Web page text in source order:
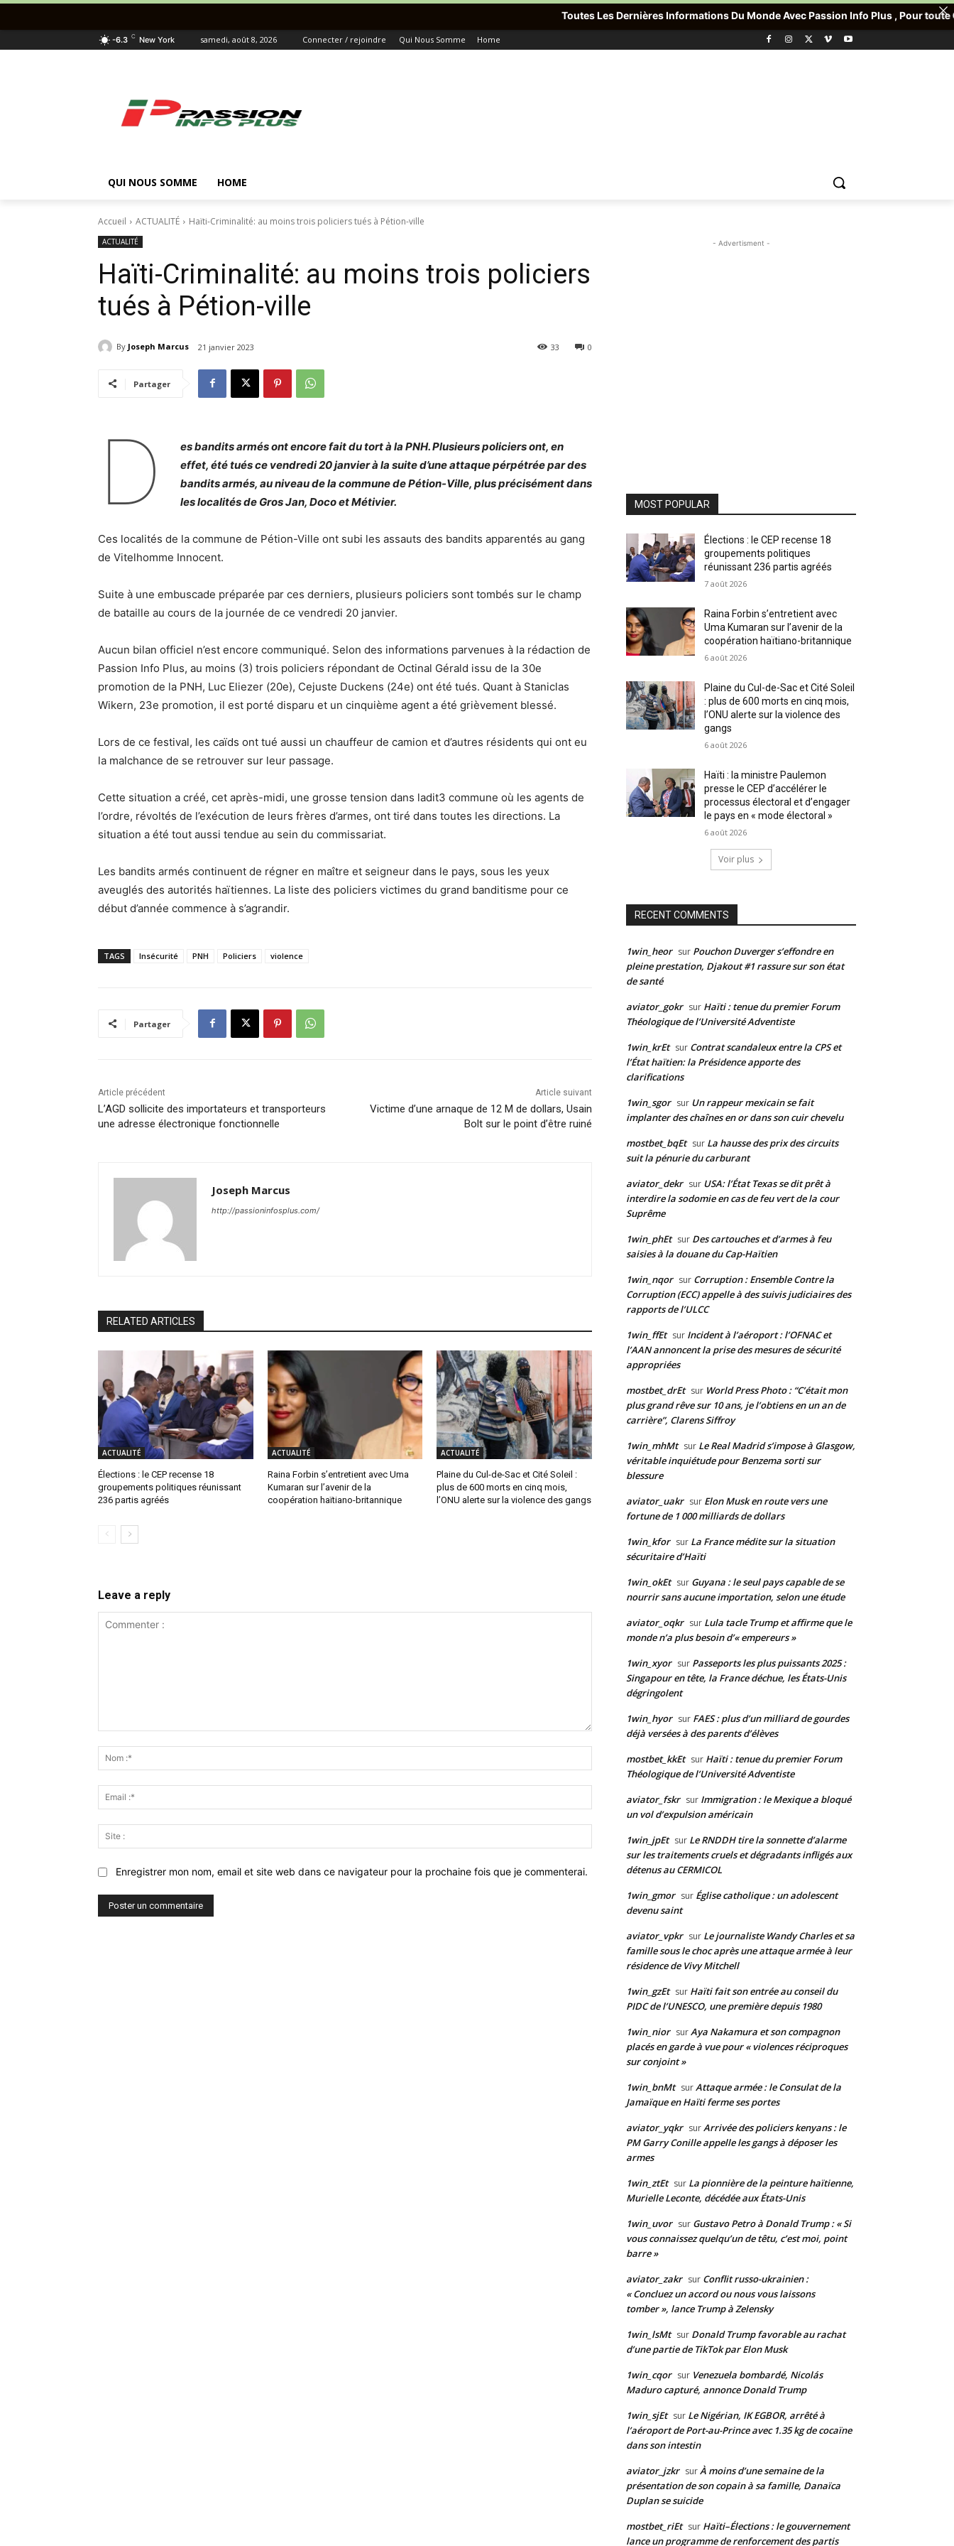
-6.3 C New York samedi, août 8, 2026 Connecter / rejoindre Qui Nous Somme Home
QUI NOUS SOMME HOME
Accueil ACTUALITÉ Haïti-Criminalité: au moins trois policiers tués à Pétion-ville
ACTUALITÉ
Haïti-Criminalité: au moins trois policiers
tués à Pétion-ville
By Joseph Marcus 21 janvier 2023 0
33
Partager
D
es bandits armés ont encore fait du tort à la PNH. Plusieurs policiers ont, en
effet, été tués ce vendredi 20 janvier à la suite d’une attaque pérpétrée par des
bandits armés, au niveau de la commune de Pétion-Ville, plus précisément dans
les localités de Gros Jan, Doco et Métivier.
Ces localités de la commune de Pétion-Ville ont subi les assauts des bandits apparentés au gang
de Vitelhomme Innocent.
Suite à une embuscade préparée par ces derniers, plusieurs policiers sont tombés sur le champ
de bataille au cours de la journée de ce vendredi 20 janvier.
Aucun bilan officiel n’est encore communiqué. Selon des informations parvenues à la rédaction de
Passion Info Plus, au moins (3) trois policiers répondant de Octinal Gérald issu de la 30e
promotion de la PNH, Luc Eliezer (20e), Cejuste Duckens (24e) ont été tués. Quant à Staniclas
Wikern, 23e promotion, il est porté disparu et un cinquième agent a été grièvement blessé.
Lors de ce festival, les caïds ont tué aussi un chauffeur de camion et d’autres résidents qui ont eu
la malchance de se retrouver sur leur passage.
Cette situation a créé, cet après-midi, une grosse tension dans ladit3 commune où les agents de
l’ordre, révoltés de l’exécution de leurs frères d’armes, ont tiré dans toutes les directions. La
situation a été tout aussi tendue au sein du commissariat.
Les bandits armés continuent de régner en maître et seigneur dans le pays, sous les yeux
aveuglés des autorités haïtiennes. La liste des policiers victimes du grand banditisme pour ce
début d’année commence à s’agrandir.
TAGS Insécurité PNH Policiers violence
Partager
Article précédent
L’AGD sollicite des importateurs et transporteurs
une adresse électronique fonctionnelle
Article suivant
Victime d’une arnaque de 12 M de dollars, Usain
Bolt sur le point d’être ruiné
Joseph Marcus
http://passioninfosplus.com/
RELATED ARTICLES
ACTUALITÉ
Élections : le CEP recense 18
groupements politiques réunissant
236 partis agréés
ACTUALITÉ
Raina Forbin s’entretient avec Uma
Kumaran sur l’avenir de la
coopération haïtiano-britannique
ACTUALITÉ
Plaine du Cul-de-Sac et Cité Soleil :
plus de 600 morts en cinq mois,
l’ONU alerte sur la violence des gangs
Leave a reply
:*
:*
:
Enregistrer mon nom, email et site web dans ce navigateur pour la prochaine fois que je commenterai.
- Advertisment -
MOST POPULAR
Élections : le CEP recense 18
groupements politiques
réunissant 236 partis agréés
7 août 2026
Raina Forbin s’entretient avec
Uma Kumaran sur l’avenir de la
coopération haïtiano-britannique
6 août 2026
Plaine du Cul-de-Sac et Cité Soleil
: plus de 600 morts en cinq mois,
l’ONU alerte sur la violence des
gangs
6 août 2026
Haïti : la ministre Paulemon
presse le CEP d’accélérer le
processus électoral et d’engager
le pays en « mode électoral »
6 août 2026
Voir plus
RECENT COMMENTS
1win_heor sur Pouchon Duverger s’effondre en
pleine prestation, Djakout #1 rassure sur son état
de santé
aviator_gokr sur Haïti : tenue du premier Forum
Théologique de l’Université Adventiste
1win_krEt sur Contrat scandaleux entre la CPS et
l’État haïtien: la Présidence apporte des
clarifications
1win_sgor sur Un rappeur mexicain se fait
implanter des chaînes en or dans son cuir chevelu
mostbet_bqEt sur La hausse des prix des circuits
suit la pénurie du carburant
aviator_dekr sur USA: l’État Texas se dit prêt à
interdire la sodomie en cas de feu vert de la cour
Suprême
1win_phEt sur Des cartouches et d’armes à feu
saisies à la douane du Cap-Haïtien
1win_nqor sur Corruption : Ensemble Contre la
Corruption (ECC) appelle à des suivis judiciaires des
rapports de l’ULCC
1win_ffEt sur Incident à l’aéroport : l’OFNAC et
l’AAN annoncent la prise des mesures de sécurité
appropriées
mostbet_drEt sur World Press Photo : “C’était mon
plus grand rêve sur 10 ans, je l’obtiens en un an de
carrière”, Clarens Siffroy
1win_mhMt sur Le Real Madrid s’impose à Glasgow,
véritable inquiétude pour Benzema sorti sur
blessure
aviator_uakr sur Elon Musk en route vers une
fortune de 1 000 milliards de dollars
1win_kfor sur La France médite sur la situation
sécuritaire d’Haïti
1win_okEt sur Guyana : le seul pays capable de se
nourrir sans aucune importation, selon une étude
aviator_oqkr sur Lula tacle Trump et affirme que le
monde n’a plus besoin d’« empereurs »
1win_xyor sur Passeports les plus puissants 2025 :
Singapour en tête, la France déchue, les États-Unis
dégringolent
1win_hyor sur FAES : plus d’un milliard de gourdes
déjà versées à des parents d’élèves
mostbet_kkEt sur Haïti : tenue du premier Forum
Théologique de l’Université Adventiste
aviator_fskr sur Immigration : le Mexique a bloqué
un vol d’expulsion américain
1win_jpEt sur Le RNDDH tire la sonnette d’alarme
sur les traitements cruels et dégradants infligés aux
détenus au CERMICOL
1win_gmor sur Église catholique : un adolescent
devenu saint
aviator_vpkr sur Le journaliste Wandy Charles et sa
famille sous le choc après une attaque armée à leur
résidence de Vivy Mitchell
1win_gzEt sur Haïti fait son entrée au conseil du
PIDC de l’UNESCO, une première depuis 1980
1win_nior surAya Nakamura et son compagnon
placés en garde à vue pour « violences réciproques
sur conjoint »
1win_bnMt surAttaque armée : le Consulat de la
Jamaïque en Haïti ferme ses portes
aviator_yqkr surArrivée des policiers kenyans : le
PM Garry Conille appelle les gangs à déposer les
armes
1win_ztEt sur La pionnière de la peinture haïtienne,
Murielle Leconte, décédée aux États-Unis
1win_uvor sur Gustavo Petro à Donald Trump : « Si
vous connaissez quelqu’un de têtu, c’est moi, point
barre »
aviator_zakr sur Conflit russo-ukrainien :
« Concluez un accord ou nous vous laissons
tomber », lance Trump à Zelensky
1win_lsMt sur Donald Trump favorable au rachat
d’une partie de TikTok par Elon Musk
1win_cqor sur Venezuela bombardé, Nicolás
Maduro capturé, annonce Donald Trump
1win_sjEt sur Le Nigérian, IK EGBOR, arrêté à
l’aéroport de Port-au-Prince avec 1.35 kg de cocaïne
dans son intestin
aviator_jzkr surÀ moins d’une semaine de la
présentation de son copain à sa famille, Danaïca
Duplan se suicide
mostbet_riEt sur Haïti–Élections : le gouvernement
lance un programme de renforcement des partis
Toutes Les Dernières Informations Du Monde Avec Passion Info Plus , Pour toute Offre